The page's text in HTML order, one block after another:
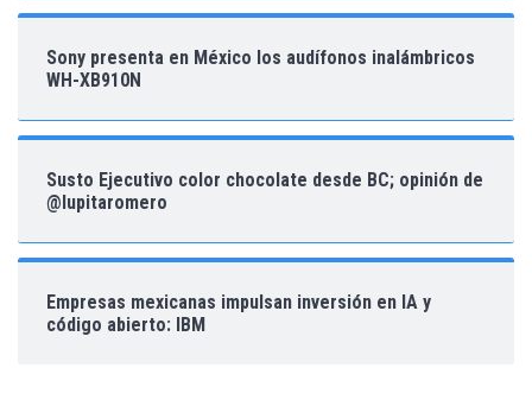
Sony presenta en México los audífonos inalámbricos
WH-XB910N
Susto Ejecutivo color chocolate desde BC; opinión de
@lupitaromero
Empresas mexicanas impulsan inversión en IA y
código abierto: IBM